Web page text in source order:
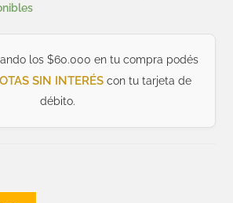
los $60.000 en tu compra podés
SIN INTERÉScon tu tarjeta de
débito.